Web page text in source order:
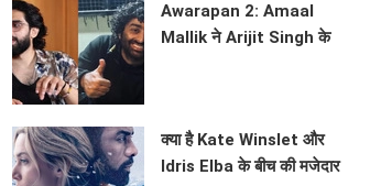
Awarapan 2: Amaal
Mallik ने Arijit Singh के
क्या है Kate Winslet और
Idris Elba के बीच की मजेदार